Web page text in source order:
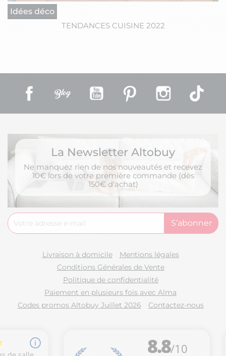
Idées déco
TENDANCES CUISINE 2022
Facebook YouTube Pinterest Instagram
La Newsletter Altobuy
Ne manquez rien de nos nouveautés et recevez
10€ lors de votre première commande (dès
150€ d'achat)
Livraison à domicile
Mentions légales
Conditions Générales de Vente
Politique de confidentialité
Paiement en plusieurs fois avec Alma
Codes promos Altobuy Juillet 2026
Contactez-nous